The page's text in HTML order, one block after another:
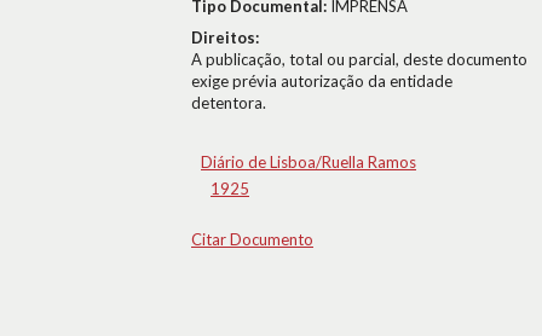
Tipo Documental: IMPRENSA
Direitos:
A publicação, total ou parcial, deste documento
exige prévia autorização da entidade
detentora.
Diário de Lisboa/Ruella Ramos
1925
Citar Documento